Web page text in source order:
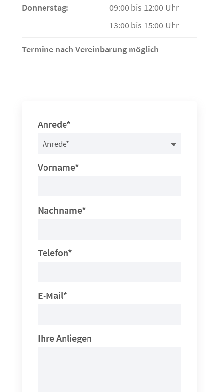
Donnerstag:
09:00 bis 12:00 Uhr
13:00 bis 15:00 Uhr
Termine nach Vereinbarung möglich
Anrede*
Vorname*
Nachname*
Telefon*
E-Mail*
Ihre Anliegen